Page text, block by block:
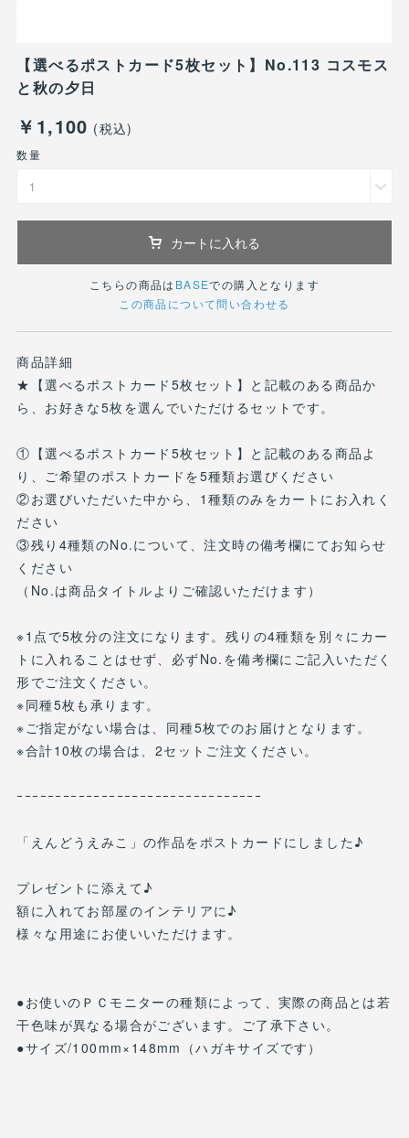
【選べるポストカード5枚セット】No.113 コスモス
と秋の夕日
￥1,100 (税込)
数量
1
カートに入れる
こちらの商品は BASEでの購入となります
この商品について問い合わせる
商品詳細
★【選べるポストカード5枚セット】と記載のある商品か
ら、お好きな5枚を選んでいただけるセットです。
①【選べるポストカード5枚セット】と記載のある商品よ
り、ご希望のポストカードを5種類お選びください
②お選びいただいた中から、1種類のみをカートにお入れく
ださい
③残り4種類のNo.について、注文時の備考欄にてお知らせ
ください
（No.は商品タイトルよりご確認いただけます）
※1点で5枚分の注文になります。残りの4種類を別々にカー
トに入れることはせず、必ずNo.を備考欄にご記入いただく
形でご注文ください。
※同種5枚も承ります。
※ご指定がない場合は、同種5枚でのお届けとなります。
※合計10枚の場合は、2セットご注文ください。
ｰｰｰｰｰｰｰｰｰｰｰｰｰｰｰｰｰｰｰｰｰｰｰｰｰｰｰｰｰｰｰｰ
「えんどうえみこ」の作品をポストカードにしました♪
プレゼントに添えて♪
額に入れてお部屋のインテリアに♪
様々な用途にお使いいただけます。
●お使いのＰＣモニターの種類によって、実際の商品とは若
干色味が異なる場合がございます。ご了承下さい。
●サイズ/100mm×148mm（ハガキサイズです）